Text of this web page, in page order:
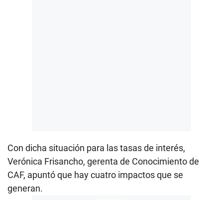
Con dicha situación para las tasas de interés,
Verónica Frisancho, gerenta de Conocimiento de
CAF, apuntó que hay cuatro impactos que se
generan.